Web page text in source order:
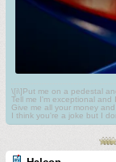
\[i\]Put me on a pedestal
Tell me I'm exceptional and
Give me all your money
I think you're a joke but I